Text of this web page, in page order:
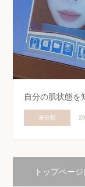
自分の肌状態を
未分類
トップペー